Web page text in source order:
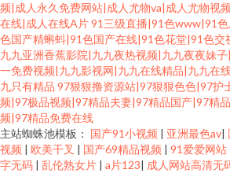
频|成人永久免费网站|成人尤物va|成人尤物视
在线|成人在线A片91三级直播|91色www|91
色国产精蝌蚪|91色国产在线|91色花堂|91色
九九亚洲香蕉影院|九九夜热视频|九九夜夜妹
一免费视频|九九影视网|九九在线精品|九九在
九只有精品 97狠狠撸资源站|97狠狠色色|97护
频|97极品视频|97精品夫妻|97精品国产|97精
频|97精品免费在线
主站蜘蛛池模板： 国产91小视频 | 亚洲最色av|
视频 | 欧美干叉 | 国产69精品视频 | 91爱爱网站
字无码 | 乱伦熟女片 | a片123| 成人网站高清无